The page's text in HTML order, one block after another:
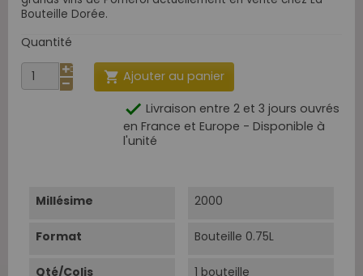
Bouteille Dorée.
Quantité
 Ajouter au panier
 Livraison entre 2 et 3 jours ouvrés
en France et Europe - Disponible à
l'unité
Millésime 2000
Format Bouteille 0.75L
Qté/Colis 1 bouteille